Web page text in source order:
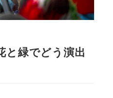
と緑でどう演出